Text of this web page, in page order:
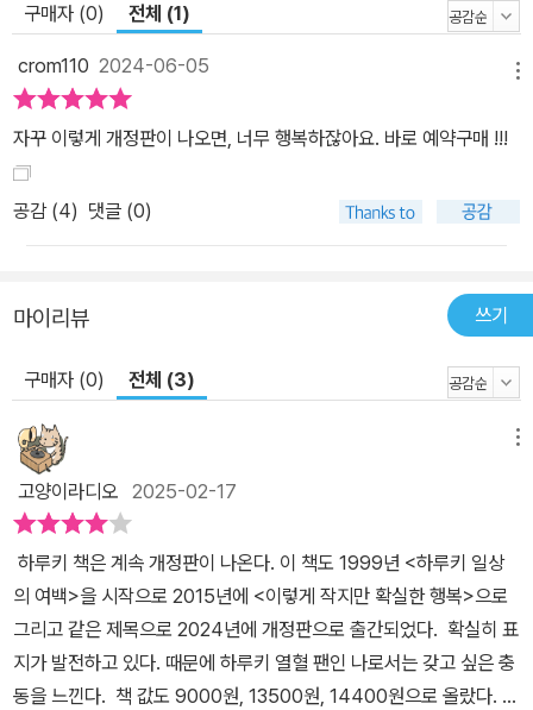
구매자 (0) 전체 (1)
crom110 2024-06-05
자꾸 이렇게 개정판이 나오면, 너무 행복하잖아요. 바로 예약구매 !!!
공감 (4) 댓글 (0)
마이리뷰 쓰기
구매자 (0) 전체 (3)
고양이라디오 2025-02-17
하루키 책은 계속 개정판이 나온다. 이 책도 1999년 <하루키 일상
의 여백>을 시작으로 2015년에 <이렇게 작지만 확실한 행복>으로
그리고 같은 제목으로 2024년에 개정판으로 출간되었다. 확실히 표
지가 발전하고 있다. 때문에 하루키 열혈 팬인 나로서는 갖고 싶은 충
동을 느낀다. 책 값도 9000원, 13500원, 14400원으로 올랐다. 9